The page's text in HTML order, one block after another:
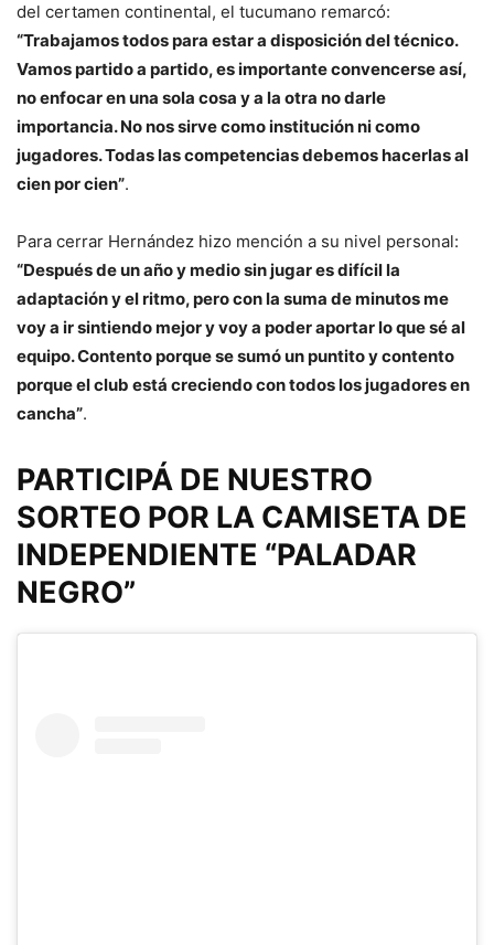
del certamen continental, el tucumano remarcó:
“Trabajamos todos para estar a disposición del técnico.
Vamos partido a partido, es importante convencerse así,
no enfocar en una sola cosa y a la otra no darle
importancia. No nos sirve como institución ni como
jugadores. Todas las competencias debemos hacerlas al
cien por cien”.
Para cerrar Hernández hizo mención a su nivel personal:
“Después de un año y medio sin jugar es difícil la
adaptación y el ritmo, pero con la suma de minutos me
voy a ir sintiendo mejor y voy a poder aportar lo que sé al
equipo. Contento porque se sumó un puntito y contento
porque el club está creciendo con todos los jugadores en
cancha”.
PARTICIPÁ DE NUESTRO
SORTEO POR LA CAMISETA DE
INDEPENDIENTE “PALADAR
NEGRO”